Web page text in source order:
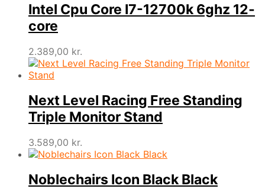
Intel Cpu Core I7-12700k 6ghz 12-
core
2.389,00 kr.
Next Level Racing Free Standing
Triple Monitor Stand
3.589,00 kr.
Noblechairs Icon Black Black